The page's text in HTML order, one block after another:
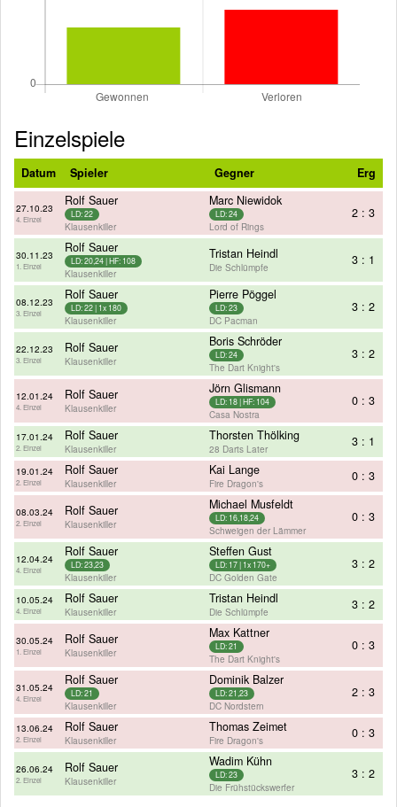
Einzelspiele
Datum Spieler Gegner Erg
27.10.23
4. Einzel
Rolf Sauer
LD: 22
Klausenkiller
Marc Niewidok
LD: 24
Lord of Rings
2 : 3
30.11.23
1. Einzel
Rolf Sauer
LD: 20,24 | HF: 108
Klausenkiller
Tristan Heindl
Die Schlümpfe 3 : 1
08.12.23
3. Einzel
Rolf Sauer
LD: 22 | 1x 180
Klausenkiller
Pierre Pöggel
LD: 23
DC Pacman
3 : 2
22.12.23
3. Einzel
Rolf Sauer
Klausenkiller
Boris Schröder
LD: 24
The Dart Knight's
3 : 2
12.01.24
4. Einzel
Rolf Sauer
Klausenkiller
Jörn Glismann
LD: 18 | HF: 104
Casa Nostra
0 : 3
17.01.24
2. Einzel
Rolf Sauer
Klausenkiller
Thorsten Thölking
28 Darts Later 3 : 1
19.01.24
2. Einzel
Rolf Sauer
Klausenkiller
Kai Lange
Fire Dragon's 0 : 3
08.03.24
2. Einzel
Rolf Sauer
Klausenkiller
Michael Musfeldt
LD: 16,18,24
Schweigen der Lämmer
0 : 3
12.04.24
4. Einzel
Rolf Sauer
LD: 23,23
Klausenkiller
Steffen Gust
LD: 17 | 1x 170+
DC Golden Gate
3 : 2
10.05.24
4. Einzel
Rolf Sauer
Klausenkiller
Tristan Heindl
Die Schlümpfe 3 : 2
30.05.24
1. Einzel
Rolf Sauer
Klausenkiller
Max Kattner
LD: 21
The Dart Knight's
0 : 3
31.05.24
4. Einzel
Rolf Sauer
LD: 21
Klausenkiller
Dominik Balzer
LD: 21,23
DC Nordstern
2 : 3
13.06.24
2. Einzel
Rolf Sauer
Klausenkiller
Thomas Zeimet
Fire Dragon's 0 : 3
26.06.24
2. Einzel
Rolf Sauer
Klausenkiller
Wadim Kühn
LD: 23
Die Frühstückswerfer
3 : 2